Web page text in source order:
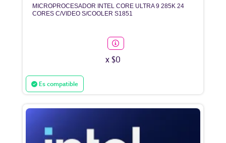
MICROPROCESADOR INTEL CORE ULTRA 9 285K 24
CORES C/VIDEO S/COOLER S1851
x $0
Es compatible